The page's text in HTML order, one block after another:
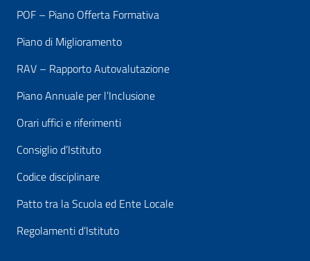
POF – Piano Offerta Formativa
Piano di Miglioramento
RAV – Rapporto Autovalutazione
Piano Annuale per l’Inclusione
Orari uffici e riferimenti
Consiglio d’Istituto
Codice disciplinare
Patto tra la Scuola ed Ente Locale
Regolamenti d’Istituto